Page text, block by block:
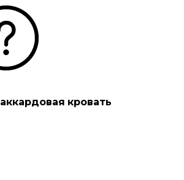
кровать